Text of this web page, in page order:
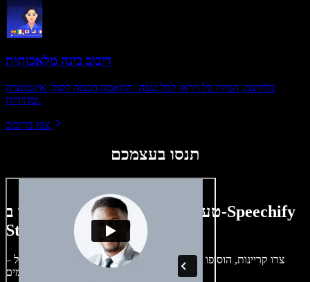
דיבוב בינה מלאכותית
בלחיצה, המירו כל וידאו לכל שפה. התאמה חכמה לקול, אינטונציה
ומהירות.
צפו בדיבוב
תנסו בעצמכם
טעימה קטנה ממה שתוכלו ליצור ב-Speechify
Studio.
צרו קריינות, הוסיפו תמונות ללא זכויות, אודיו, סרטונים ושיבוט קול –